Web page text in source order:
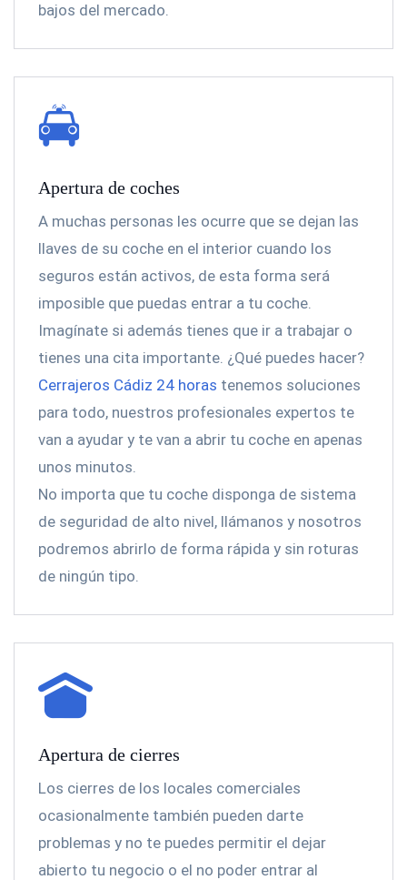
bajos del mercado.
Apertura de coches
A muchas personas les ocurre que se dejan las
llaves de su coche en el interior cuando los
seguros están activos, de esta forma será
imposible que puedas entrar a tu coche.
Imagínate si además tienes que ir a trabajar o
tienes una cita importante. ¿Qué puedes hacer?
Cerrajeros Cádiz 24 horas tenemos soluciones
para todo, nuestros profesionales expertos te
van a ayudar y te van a abrir tu coche en apenas
unos minutos.
No importa que tu coche disponga de sistema
de seguridad de alto nivel, llámanos y nosotros
podremos abrirlo de forma rápida y sin roturas
de ningún tipo.
Apertura de cierres
Los cierres de los locales comerciales
ocasionalmente también pueden darte
problemas y no te puedes permitir el dejar
abierto tu negocio o el no poder entrar al